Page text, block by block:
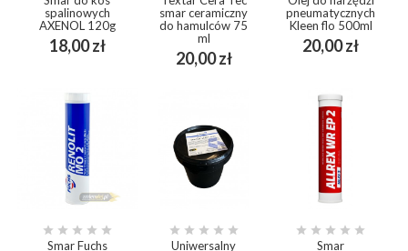
spalinowych
AXENOL 120g
18,00 złCena
smar ceramiczny
do hamulców 75
ml
20,00 złCena
pneumatycznych
Kleen flo 500ml
20,00 złCena
    
Smar Fuchs
    
Uniwersalny
    
Smar